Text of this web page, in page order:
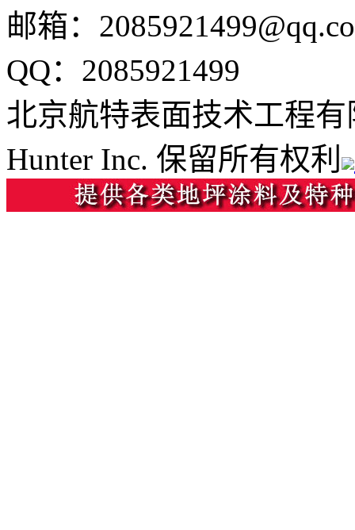
邮箱：
QQ：2085921499
北京航特表面技术工程
Hunter Inc. 保留所有权利